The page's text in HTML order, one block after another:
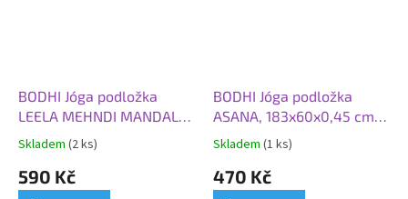
BODHI Jóga podložka
LEELA MEHNDI MANDALA,
183x60x0,45 cm,
starorůžová
Skladem (2 ks)
590 Kč
BODHI Jóga podložka
ASANA, 183x60x0,45 cm,
mango
Skladem (1 ks)
470 Kč